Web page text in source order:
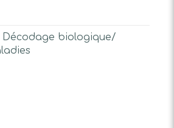
Décodage biologique/